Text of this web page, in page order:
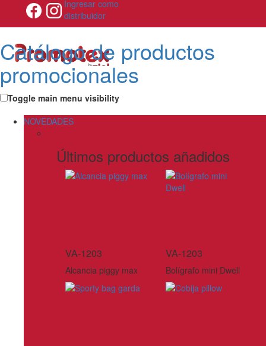
Ingresar como
distribuidor
Catálogo de productos
promocionales
Toggle main menu visibility
NOVEDADES
Últimos productos añadidos
VA-1203
Alcancia piggy max
VA-1203
Bolígrafo mini Dwell